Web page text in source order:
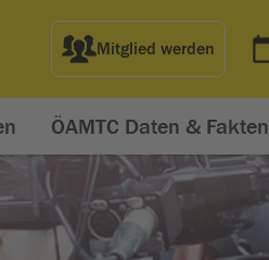
Mitglied werden
ÖAMTC Daten & Fakten